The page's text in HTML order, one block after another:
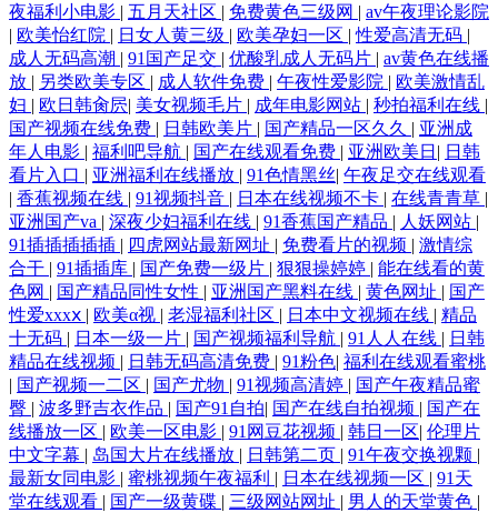
夜福利小电影 | 五月天社区 | 免费黄色三级网 | av午夜理论影院
| 欧美怡红院 | 日女人黄三级 | 欧美孕妇一区 |性爱高清无码 |
成人无码高潮 | 91国产足交 | 优酸乳成人无码片 | av黄色在线播
放 | 另类欧美专区 | 成人软件免费 | 午夜性爱影院 | 欧美激情乱
妇 | 欧日韩肏屄| 美女视频毛片 | 成年电影网站 | 秒拍福利在线 |
国产视频在线免费 | 日韩欧美片 | 国产精品一区久久 | 亚洲成
年人电影 | 福利吧导航 | 国产在线观看免费 | 亚洲欧美日 | 日韩
看片入口 | 亚洲福利在线播放 | 91色情黑丝| 午夜足交在线观看
| 香蕉视频在线 | 91视频抖音 | 日本在线视频不卡 | 在线青青草 |
亚洲国产va | 深夜少妇福利在线 | 91香蕉国产精品 | 人妖网站 |
91插插插插插 | 四虎网站最新网址 | 免费看片的视频 | 激情综
合干 | 91插插库 | 国产免费一级片 | 狠狠操婷婷 | 能在线看的黄
色网 | 国产精品同性女性 | 亚洲国产黑料在线 | 黄色网址 | 国产
性爱xxxⅹ | 欧美α视 | 老湿福利社区 | 日本中文视频在线 | 精品
十无码 | 日本一级一片 | 国产视频福利导航 | 91人人在线 | 日韩
精品在线视频 | 日韩无码高清免费 | 91粉色| 福利在线观看蜜桃
| 国产视频一二区 | 国产尤物 | 91视频高清婷 | 国产午夜精品蜜
臀 | 波多野吉衣作品 | 国产91自拍| 国产在线自拍视频 | 国产在
线播放一区 | 欧美一区电影 | 91网豆花视频 | 韩日一区| 伦理片
中文字幕 | 岛国大片在线播放 | 日韩第二页 | 91午夜交换视颗 |
最新女同电影 | 蜜桃视频午夜福利 | 日本在线视频一区 | 91天
堂在线观看 | 国产一级黄碟 | 三级网站网址 | 男人的天堂黄色 |